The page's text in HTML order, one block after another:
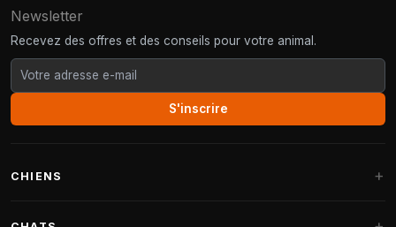
Newsletter
Recevez des offres et des conseils pour votre animal.
S'inscrire
CHIENS